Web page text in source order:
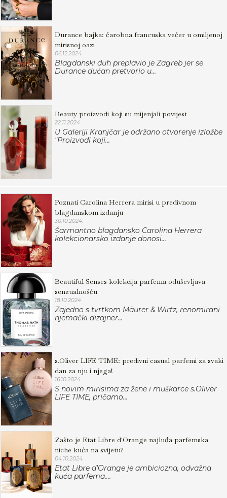
Durance bajka: čarobna francuska večer u omiljenoj
mirisnoj oazi
06.12.2024.
Blagdanski duh preplavio je Zagreb jer se
Durance dućan pretvorio u...
Beauty proizvodi koji su mijenjali povijest
22.11.2024.
U Galeriji Kranjčar je održano otvorenje izložbe
"Proizvodi koji...
Poznati Carolina Herrera mirisi u predivnom
blagdanskom izdanju
30.10.2024.
Šarmantno blagdansko Carolina Herrera
kolekcionarsko izdanje donosi...
Beautiful Senses kolekcija parfema oduševljava
senzualnošću
18.10.2024.
Zajedno s tvrtkom Mäurer & Wirtz, renomirani
njemački dizajner...
s.Oliver LIFE TIME: predivni casual parfemi za svaki
dan za nju i njega!
16.10.2024.
S novim mirisima za žene i muškarce s.Oliver
LIFE TIME, pričamo...
Zašto je Etat Libre d'Orange najluđa parfemska
niche kuća na svijetu?
04.10.2024.
Etat Libre d’Orange je ambiciozna, odvažna
kuća parfema....